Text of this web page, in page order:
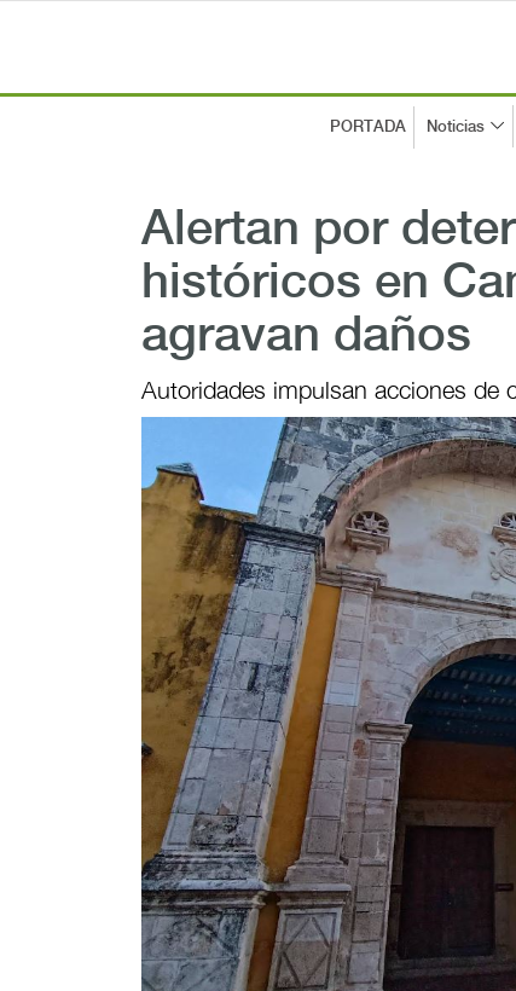
PORTADA Noticias
Alertan por
históricos en
agravan daños
Autoridades impulsan acciones de